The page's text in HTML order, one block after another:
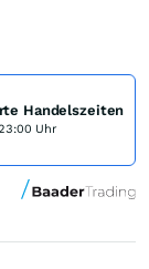
Handelszeiten
Uhr